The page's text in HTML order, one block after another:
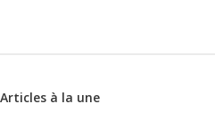
Articles à la une